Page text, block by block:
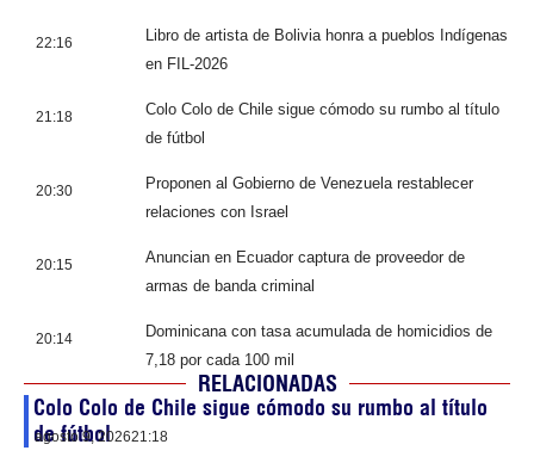
22:16
Libro de artista de Bolivia honra a pueblos Indígenas
en FIL-2026
21:18
Colo Colo de Chile sigue cómodo su rumbo al título
de fútbol
20:30
Proponen al Gobierno de Venezuela restablecer
relaciones con Israel
20:15
Anuncian en Ecuador captura de proveedor de
armas de banda criminal
20:14
Dominicana con tasa acumulada de homicidios de
7,18 por cada 100 mil
RELACIONADAS
Colo Colo de Chile sigue cómodo su rumbo al título
de fútbol
agosto 9, 202621:18